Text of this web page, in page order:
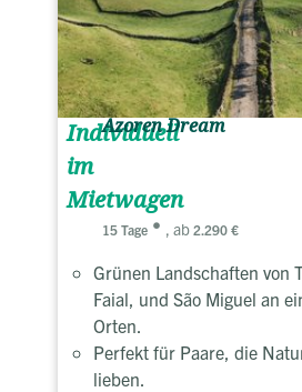
Individuell
im
Mietwagen
Azoren Dream
15 Tage , ab 2.290 €
Grünen Landschaften von
Faial, und São Miguel an
Orten.
Perfekt für Paare, die
lieben.